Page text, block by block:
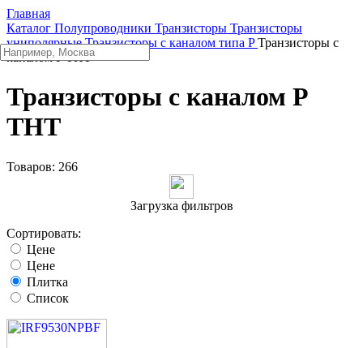
Главная
Каталог Полупроводники Транзисторы Транзисторы
униполярные Транзисторы с каналом типа P Транзисторы с
каналом P THT
Транзисторы с каналом P
THT
Товаров: 266
Загрузка фильтров
Сортировать:
Цене
Цене
Плитка
Список